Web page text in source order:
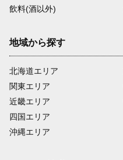
飲料(酒以外)
地域から探す
北海道エリア
関東エリア
近畿エリア
四国エリア
沖縄エリア